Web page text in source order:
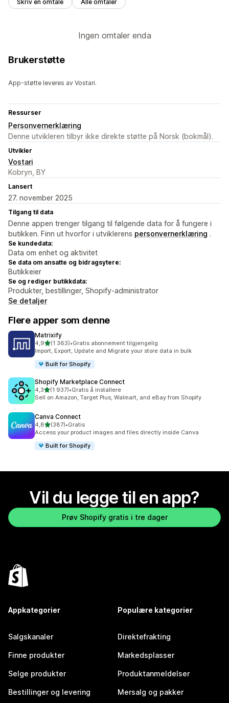
Skriv en omtale Alle omtaler
Ingen omtaler enda
Brukerstøtte
App-støtte leveres av Vostari.
Ressurser
Personvernerklæring
Denne utvikleren tilbyr ikke direkte støtte på Norsk (bokmål).
Utvikler
Vostari
Kobryn, BY
Lansert
27. november 2025
Tilgang til data
Denne appen trenger tilgang til følgende data for å fungere i
butikken. Finn ut hvorfor i utviklerens personvernerklæring .
Se kundedata:
Data om enhet og aktivitet
Se data om ansatte og bidragsytere:
Butikkeier
Se og rediger butikkdata:
Produkter, bestillinger, Shopify-administrator
Se detaljer
Flere apper som denne
Matrixify
4,9av 5 stjerner
(1 363)
Totalt 1363 omtaler
•Gratis abonnement tilgjengelig
Import, Export, Update and Migrate your store data in bulk
Built for Shopify
Shopify Marketplace Connect
4,3av 5 stjerner
(1 937)
Totalt 1937 omtaler
•Gratis å installere
Sell on Amazon, Target Plus, Walmart, and eBay from Shopify
Canva Connect
4,8av 5 stjerner
(387)
Totalt 387 omtaler
•Gratis
Access your product images and files directly inside Canva
Built for Shopify
Vil du legge til en app?
Prøv Shopify gratis i tre dager
Appkategorier
Salgskanaler
Finne produkter
Selge produkter
Bestillinger og levering
Populære kategorier
Direktefrakting
Markedsplasser
Produktanmeldelser
Mersalg og pakker